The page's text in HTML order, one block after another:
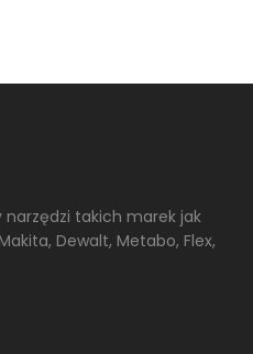
takich marek jak
Dewalt, Metabo, Flex,